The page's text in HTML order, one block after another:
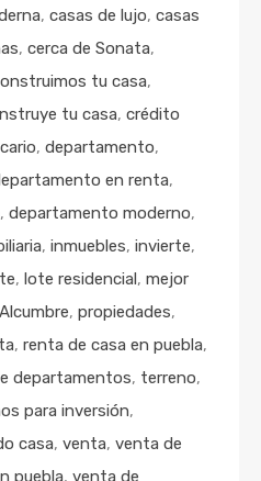
, casas de lujo, casas
, cerca de Sonata,
tu casa,
tu casa, crédito
, departamento,
en renta,
, departamento moderno,
, inmuebles, invierte,
, lote residencial, mejor
, propiedades,
, renta de casa en puebla,
departamentos, terreno,
para inversión,
casa, venta, venta de
puebla, venta de